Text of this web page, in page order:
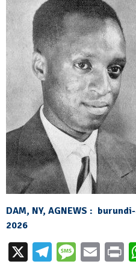
DAM, NY, AGNEWS :
2026
X Telegram